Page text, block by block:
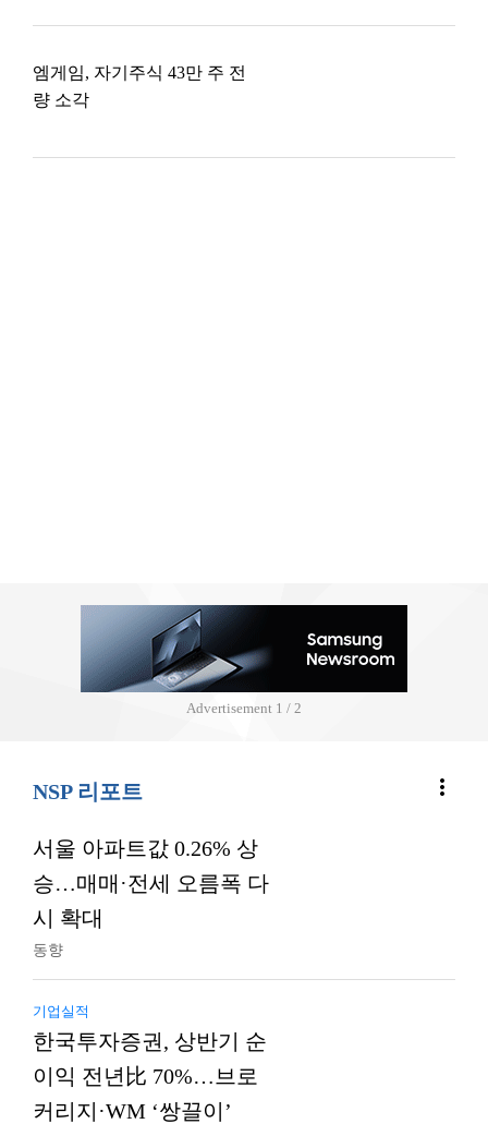
엠게임, 자기주식 43만 주 전
량 소각
Advertisement 2 / 2
NSP 리포트 more_vert
서울 아파트값 0.26% 상
승…매매·전세 오름폭 다
시 확대
동향
기업실적
한국투자증권, 상반기 순
이익 전년比 70%…브로
커리지·WM ‘쌍끌이’